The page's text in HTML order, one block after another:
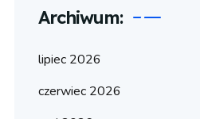
Archiwum:
lipiec 2026
czerwiec 2026